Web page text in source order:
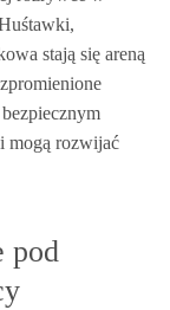
stają się areną
mogą rozwijać
pod